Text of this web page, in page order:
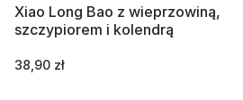
Xiao Long Bao z wieprzowiną,
szczypiorem i kolendrą
38,90 zł